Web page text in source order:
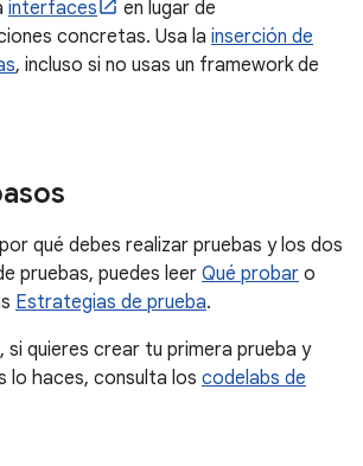
interfaces
en lugar de
concretas. Usa la inserción de
, incluso si no usas un framework de
qué debes realizar pruebas y los dos
pruebas, puedes leer Qué probar o
Estrategias de prueba.
quieres crear tu primera prueba y
lo haces, consulta los codelabs de